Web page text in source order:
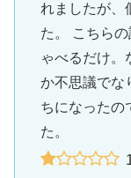
れましたが、
た。 こちら
ゃべるだけ。
か不思議でな
ちになったの
た。